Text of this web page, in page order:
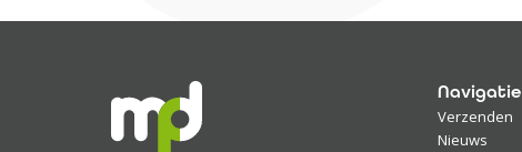
Navigatie
Verzenden
Nieuws